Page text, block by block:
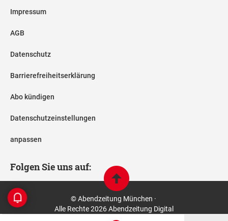
Impressum
AGB
Datenschutz
Barrierefreiheitserklärung
Abo kündigen
Datenschutzeinstellungen
anpassen
Folgen Sie uns auf:
© Abendzeitung München ·
Alle Rechte 2026 Abendzeitung Digital